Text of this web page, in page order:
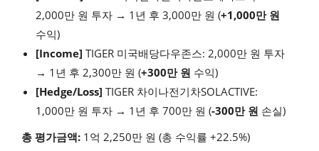
2,000만 원 투자 → 1년 후 3,000만 원 (+1,000만 원
수익)
[Income] TIGER 미국배당다우존스: 2,000만 원 투자
→ 1년 후 2,300만 원 (+300만 원 수익)
[Hedge/Loss] TIGER 차이나전기차SOLACTIVE:
1,000만 원 투자 → 1년 후 700만 원 (-300만 원 손실)
총 평가금액: 1억 2,250만 원 (총 수익률 +22.5%)